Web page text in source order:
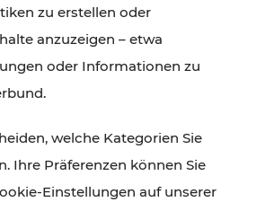
zu erstellen oder
anzuzeigen – etwa
oder Informationen zu
welche Kategorien Sie
Ihre Präferenzen können Sie
Einstellungen auf unserer